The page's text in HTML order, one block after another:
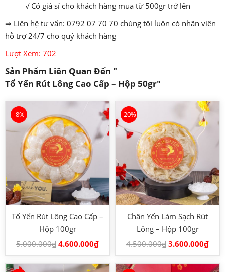
√ Có giá sỉ cho khách hàng mua từ 500gr trở lên
⇒ Liên hệ tư vấn: 0792 07 70 70 chúng tôi luôn có nhân viên
hỗ trợ 24/7 cho quý khách hàng
Lượt Xem: 702
Sản Phẩm Liên Quan Đến "
Tổ Yến Rút Lông Cao Cấp – Hộp 50gr"
-8%
Tổ Yến Rút Lông Cao Cấp –
Hộp 100gr
5.000.000₫ 4.600.000₫
-20%
Chân Yến Làm Sạch Rút
Lông – Hộp 100gr
4.500.000₫ 3.600.000₫